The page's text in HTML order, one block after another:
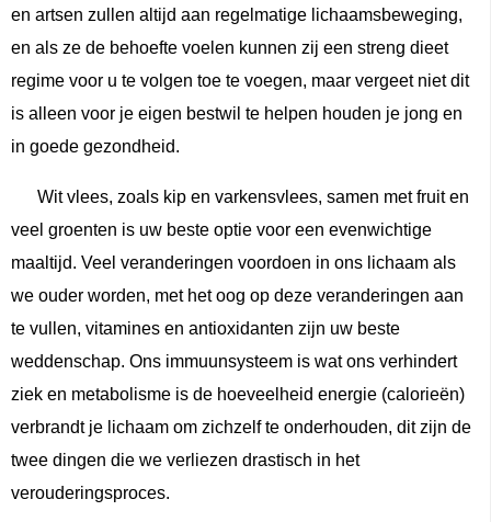
en artsen zullen altijd aan regelmatige lichaamsbeweging,
en als ze de behoefte voelen kunnen zij een streng dieet
regime voor u te volgen toe te voegen, maar vergeet niet dit
is alleen voor je eigen bestwil te helpen houden je jong en
in goede gezondheid.
Wit vlees, zoals kip en varkensvlees, samen met fruit en
veel groenten is uw beste optie voor een evenwichtige
maaltijd. Veel veranderingen voordoen in ons lichaam als
we ouder worden, met het oog op deze veranderingen aan
te vullen, vitamines en antioxidanten zijn uw beste
weddenschap. Ons immuunsysteem is wat ons verhindert
ziek en metabolisme is de hoeveelheid energie (calorieën)
verbrandt je lichaam om zichzelf te onderhouden, dit zijn de
twee dingen die we verliezen drastisch in het
verouderingsproces.